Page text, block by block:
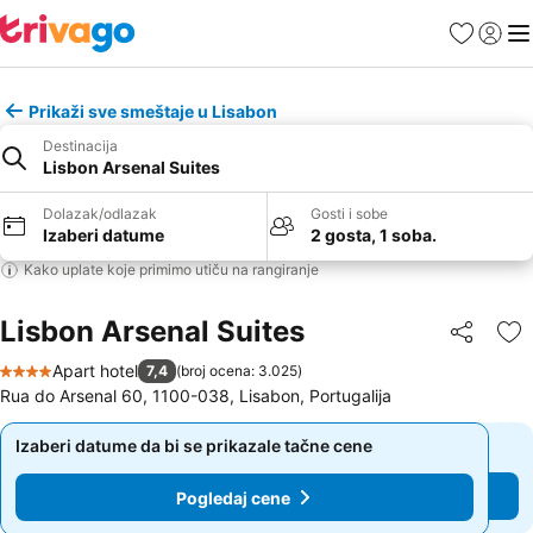
FavoritiPrijavi
Prikaži sve smeštaje u Lisabon
Destinacija
Lisbon Arsenal Suites
Dolazak/odlazak
Izaberi datume
Gosti i sobe
2 gosta, 1 soba.
Kako uplate koje primimo utiču na rangiranje
Lisbon Arsenal Suites Deli
4 Zvezdice
Apart hotel 7,4 (broj ocena: 3.025)
Rua do Arsenal 60, 1100-038, Lisabon, Portugalija
Izaberi datume da bi se prikazale tačne cene
Pogledaj cene
Izaberi datume da bi se prikazale tačne cene
Pogledaj cene